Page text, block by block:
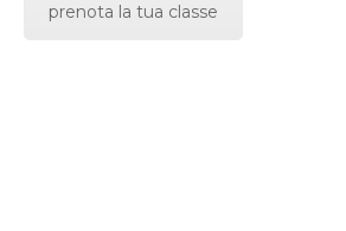
prenota la tua classe